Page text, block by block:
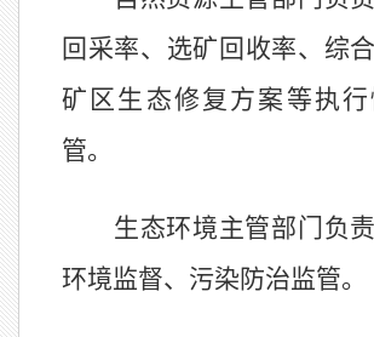
回采率、选矿回收率、综
矿区生态修复方案等执
管。
生态环境主管部门负
环境监督、污染防治监管。